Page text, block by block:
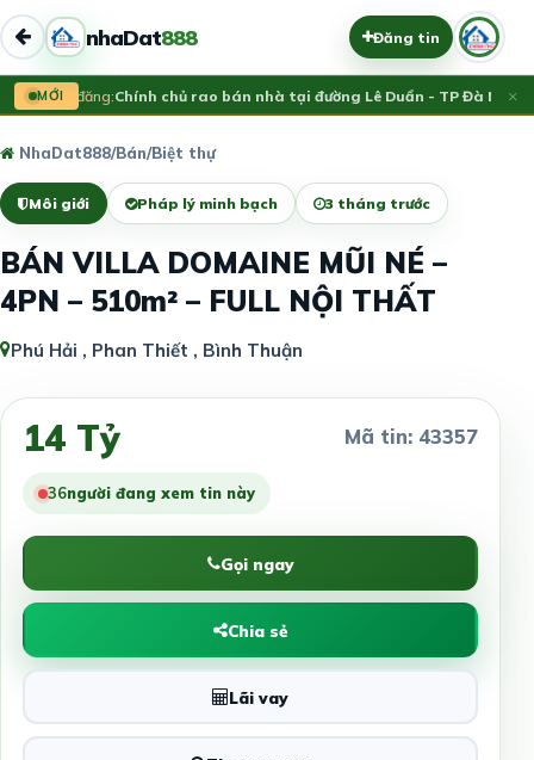
nhaDat888 Đăng tin
MỚI
Vừa đăng:Chính chủ rao bán nhà tại đường Lê Duẩn - TP Đà Nẵng;
×
NhaDat888/Bán/Biệt thự
Môi giới Pháp lý minh bạch 3 tháng trước
BÁN VILLA DOMAINE MŨI NÉ –
4PN – 510m² – FULL NỘI THẤT
Phú Hải , Phan Thiết , Bình Thuận
14 Tỷ Mã tin: 43357
36người đang xem tin này
Gọi ngay
Chia sẻ
Lãi vay